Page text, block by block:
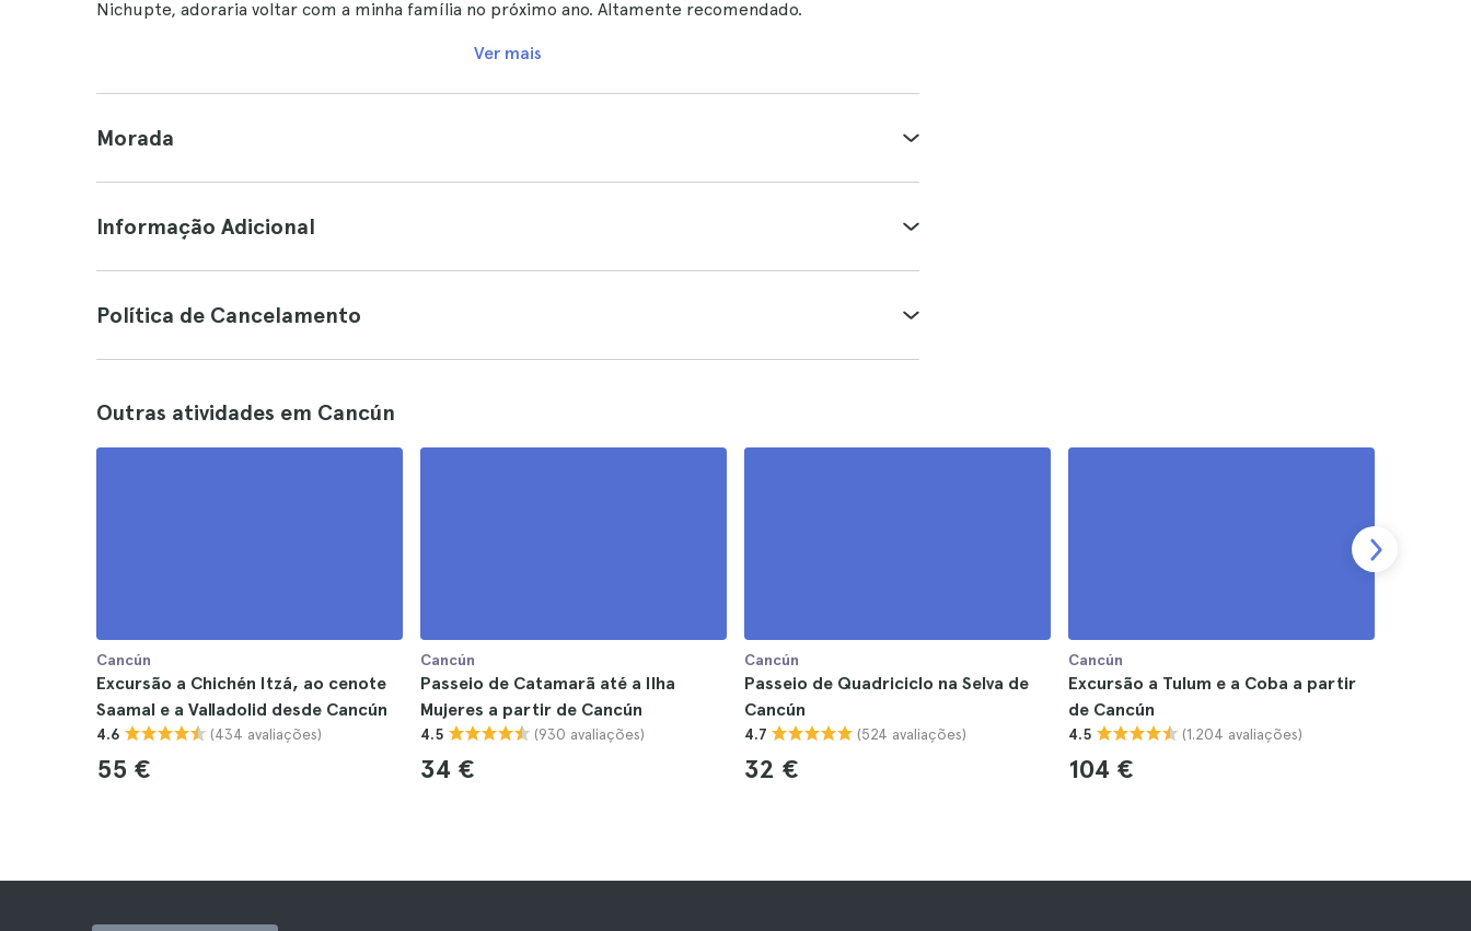
Nichupte, adoraria voltar com a minha família no próximo ano. Altamente recomendado.
Ver mais
Morada
Informação Adicional
Política de Cancelamento
Outras atividades em Cancún
Cancún
Excursão a Chichén Itzá, ao cenote
Saamal e a Valladolid desde Cancún
4.6 (434 avaliações)
55 €
Cancún
Passeio de Catamarã até a Ilha
Mujeres a partir de Cancún
4.5 (930 avaliações)
34 €
Cancún
Passeio de Quadriciclo na Selva de
Cancún
4.7 (524 avaliações)
32 €
Cancún
Excursão a Tulum e a Coba a partir
de Cancún
4.5 (1.204 avaliações)
104 €